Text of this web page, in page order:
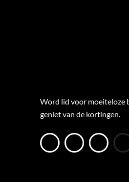
Word lid voor moeiteloze
geniet van de kortingen.